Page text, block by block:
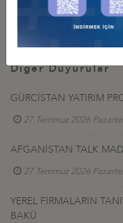
Diğer Duyurular
GÜRCİSTAN YATIRIM
27 Temmuz 2026
AFGANİSTAN TALK
27 Temmuz 2026
YEREL FİRMALARIN
BAKÜ